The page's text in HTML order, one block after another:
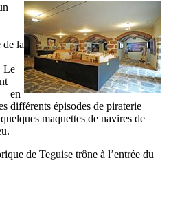
de la
Le
en
différents épisodes de piraterie
maquettes de navires de
de Teguise trône à l’entrée du